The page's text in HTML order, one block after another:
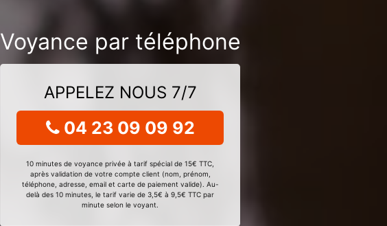
Voyance par téléphone
APPELEZ NOUS 7/7
04 23 09 09 92
10 minutes de voyance privée à tarif spécial de 15€ TTC,
après validation de votre compte client (nom, prénom,
téléphone, adresse, email et carte de paiement valide). Au-
delà des 10 minutes, le tarif varie de 3,5€ à 9,5€ TTC par
minute selon le voyant.